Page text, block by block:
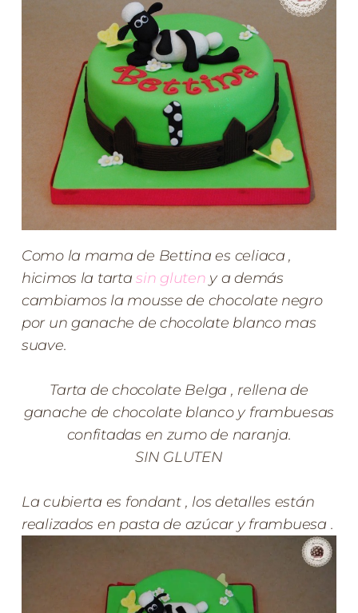
Como la mama de Bettina es celiaca ,
hicimos la tartasin gluten y a demás
cambiamos la mousse de chocolate negro
por un ganache de chocolate blanco mas
suave.
Tarta de chocolate Belga , rellena de
ganache de chocolate blanco y frambuesas
confitadas en zumo de naranja.
SIN GLUTEN
La cubierta es fondant , los detalles están
realizados en pasta de azúcar y frambuesa .